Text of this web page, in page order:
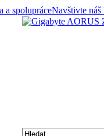
a spolupráceNavštivte